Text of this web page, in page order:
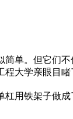
。但它们不
大学亲眼目睹
铁架子做成